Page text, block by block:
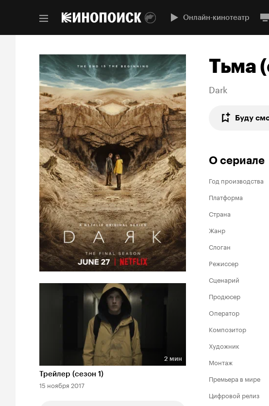
Онлайн-кинотеатр
Длительность 2 мин
2 мин
Трейлер (сезон 1)
15 ноября 2017
Тьма(
Dark
Буду
О сериале
Год производства
Платформа
Страна
Жанр
Слоган
Режиссер
Сценарий
Продюсер
Оператор
Композитор
Художник
Монтаж
Премьера в мире
Цифровой релиз